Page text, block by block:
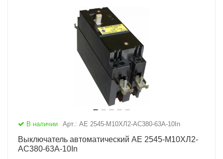
В наличии Арт.: АЕ 2545-М10ХЛ2-AC380-63А-10In
Выключатель автоматический АЕ 2545-М10ХЛ2-
AC380-63А-10In